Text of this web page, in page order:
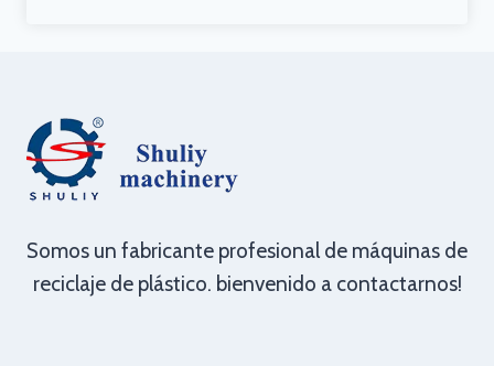
Somos un fabricante profesional de máquinas de
reciclaje de plástico. bienvenido a contactarnos!